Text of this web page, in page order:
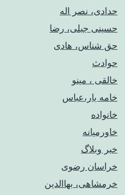
حدادی، نصر اله
حسینی جبلی، رضا
حق شناس، هادی
حوادث
خالقی ، مینو
خامه یار،عباس
خانواده
خاورمیانه
خبر وبلاگ
خراسان رضوی
خرمشاهی، بهاالدین